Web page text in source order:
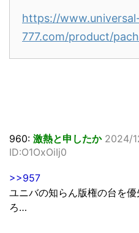
https://
777.com/product/
960: 激熱と申したか 2024/
ID:O1OxOiIj0
>>957
ユニバの知らん版権の台を
ろ…